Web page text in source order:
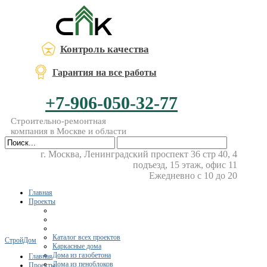
Контроль качества
Гарантия на все работы
+7-906-050-32-77
Строительно-ремонтная
компания в Москве и области
г. Москва, Ленинградский проспект 36 стр 40, 4
подъезд, 15 этаж, офис 11
Ежедневно с 10 до 20
Главная
Проекты
Каталог всех проектов
Каркасные дома
Дома из газобетона
Дома из пеноблоков
СтройДом
Главная
Проекты